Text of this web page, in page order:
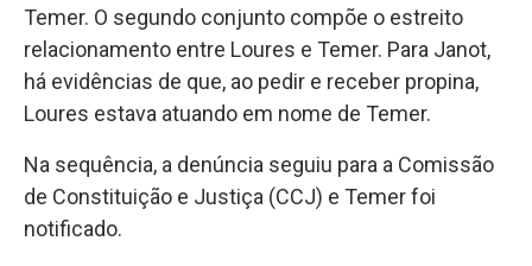
Temer. O segundo conjunto compõe o estreito
relacionamento entre Loures e Temer. Para Janot,
há evidências de que, ao pedir e receber propina,
Loures estava atuando em nome de Temer.
Na sequência, a denúncia seguiu para a Comissão
de Constituição e Justiça (CCJ) e Temer foi
notificado.